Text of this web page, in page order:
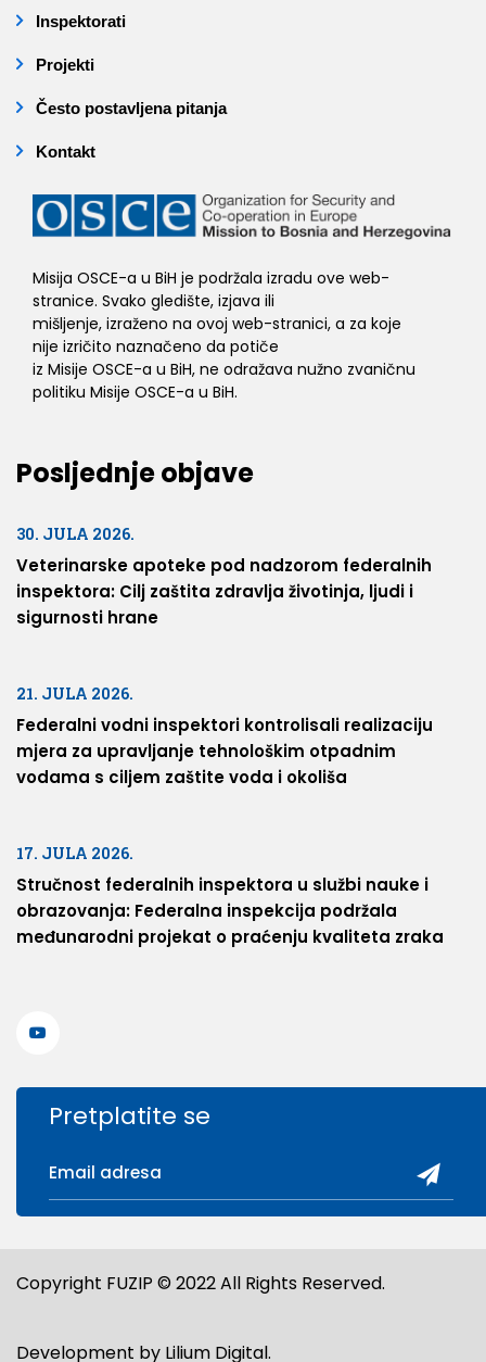
Inspektorati
Projekti
Često postavljena pitanja
Kontakt
Misija OSCE-a u BiH je podržala izradu ove web-
stranice. Svako gledište, izjava ili
mišljenje, izraženo na ovoj web-stranici, a za koje
nije izričito naznačeno da potiče
iz Misije OSCE-a u BiH, ne odražava nužno zvaničnu
politiku Misije OSCE-a u BiH.
Posljednje objave
30. JULA 2026.
Veterinarske apoteke pod nadzorom federalnih
inspektora: Cilj zaštita zdravlja životinja, ljudi i
sigurnosti hrane
21. JULA 2026.
Federalni vodni inspektori kontrolisali realizaciju
mjera za upravljanje tehnološkim otpadnim
vodama s ciljem zaštite voda i okoliša
17. JULA 2026.
Stručnost federalnih inspektora u službi nauke i
obrazovanja: Federalna inspekcija podržala
međunarodni projekat o praćenju kvaliteta zraka
Pretplatite se
Copyright FUZIP © 2022 All Rights Reserved.
Development by Lilium Digital.